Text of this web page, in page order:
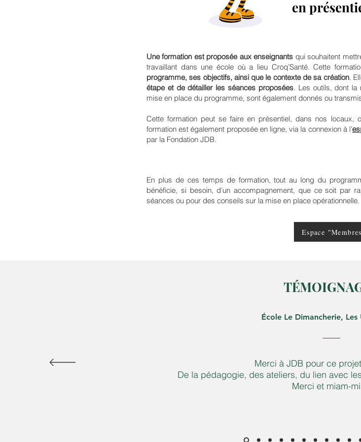
en
Une formation est proposée aux enseignants qui souhaitent
travaillant dans une école où a lieu Croq’Santé. Cette
programme, ses objectifs, ainsi que le contexte de sa création.
étape et de détailler les séances proposées. Les outils, dont la
mise en place du programme, sont également donnés ou
Cette formation peut se faire en présentiel, dans nos locaux,
formation est également proposée en ligne, via la connexion à l’
par la Fondation JDB.
En plus de ces temps de formation, tout au long du
bénéficie, si besoin, d’un accompagnement, que ce soit par
séances ou pour des conseils sur la mise en place opérationnelle.
Espace
École Le Dimancherie, Les
Merci à JDB pour ce
De la pédagogie, des ateliers, du lien avec
Merci et miam-